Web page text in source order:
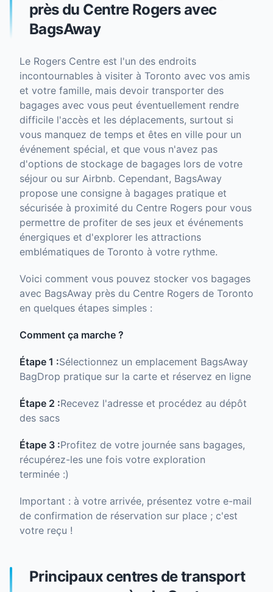
près du Centre Rogers avec
BagsAway
Le Rogers Centre est l'un des endroits
incontournables à visiter à Toronto avec vos amis
et votre famille, mais devoir transporter des
bagages avec vous peut éventuellement rendre
difficile l'accès et les déplacements, surtout si
vous manquez de temps et êtes en ville pour un
événement spécial, et que vous n'avez pas
d'options de stockage de bagages lors de votre
séjour ou sur Airbnb. Cependant, BagsAway
propose une consigne à bagages pratique et
sécurisée à proximité du Centre Rogers pour vous
permettre de profiter de ses jeux et événements
énergiques et d'explorer les attractions
emblématiques de Toronto à votre rythme.
Voici comment vous pouvez stocker vos bagages
avec BagsAway près du Centre Rogers de Toronto
en quelques étapes simples :
Comment ça marche ?
Étape 1 :Sélectionnez un emplacement BagsAway
BagDrop pratique sur la carte et réservez en ligne
Étape 2 :Recevez l'adresse et procédez au dépôt
des sacs
Étape 3 :Profitez de votre journée sans bagages,
récupérez-les une fois votre exploration
terminée :)
Important : à votre arrivée, présentez votre e-mail
de confirmation de réservation sur place ; c'est
votre reçu !
Principaux centres de transport